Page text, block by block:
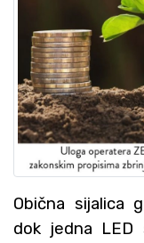
Obična sijalica
dok jedna LED